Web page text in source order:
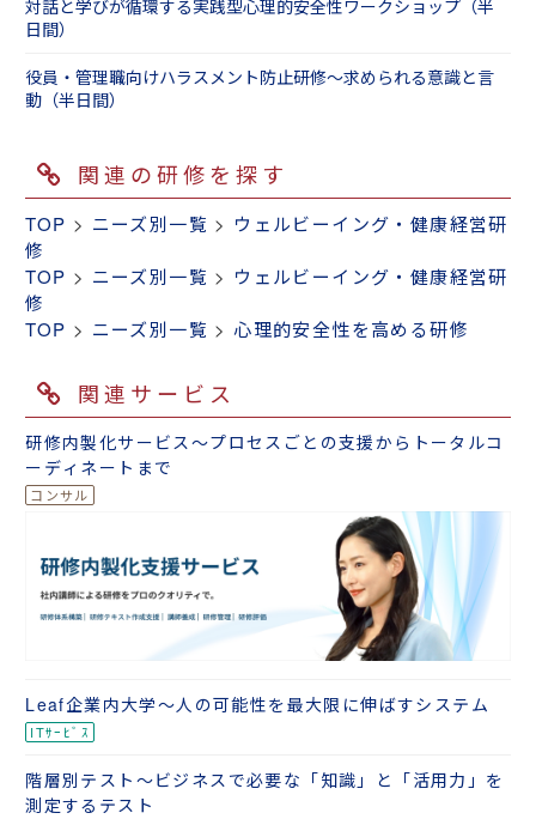
対話と学びが循環する実践型心理的安全性ワークショップ（半
日間）
役員・管理職向けハラスメント防止研修～求められる意識と言
動（半日間）
関連の研修を探す
TOP > ニーズ別一覧 > ウェルビーイング・健康経営研
修
TOP > ニーズ別一覧 > ウェルビーイング・健康経営研
修
TOP > ニーズ別一覧 >心理的安全性を高める研修
関連サービス
研修内製化サービス～プロセスごとの支援からトータルコ
ーディネートまで
Leaf企業内大学～人の可能性を最大限に伸ばすシステム
階層別テスト～ビジネスで必要な「知識」と「活用力」を
測定するテスト